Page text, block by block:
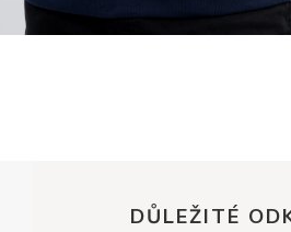
DŮLEŽITÉ